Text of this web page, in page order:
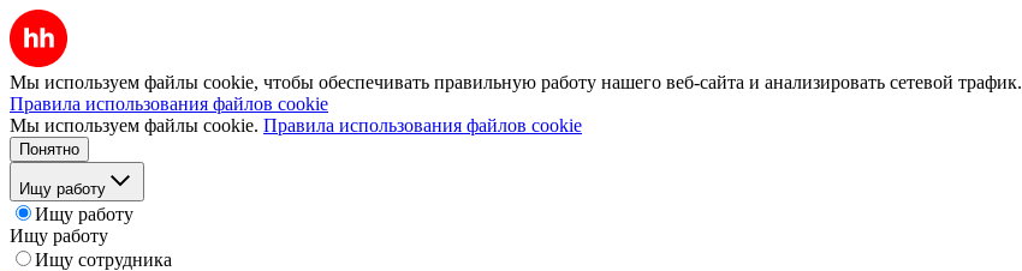
Мы используем файлы cookie, чтобы обеспечивать правильную работу нашего веб-сайта и анализировать сетевой трафик.
Правила использования файлов cookie
Мы используем файлы cookie. Правила использования файлов cookie
Понятно
Ищу работу
Ищу работу
Ищу работу
Ищу сотрудника